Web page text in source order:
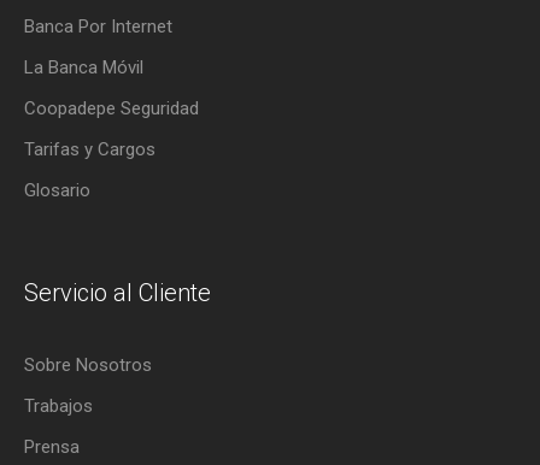
Banca Por Internet
La Banca Móvil
Coopadepe Seguridad
Tarifas y Cargos
Glosario
Servicio al Cliente
Sobre Nosotros
Trabajos
Prensa